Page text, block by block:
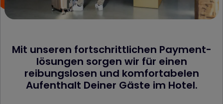
wordpress_test_cookie
www.firstcashsolution.de
Prüft ob Cookies
gesetzt werden
können
PopUp
wurde
Statistik
Name Anbieter
Zweck
Mit unseren fortschrittlichen Payment­
lösungen sorgen wir für einen
reibungslosen und komfortabelen
Aufenthalt Deiner Gäste im Hotel.